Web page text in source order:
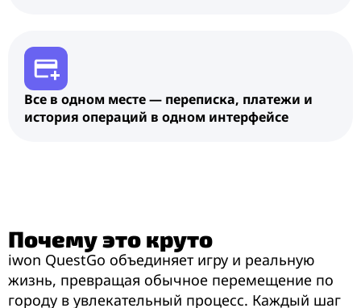
Все в одном месте — переписка, платежи и
история операций в одном интерфейсе
Почему это круто
iwon QuestGo объединяет игру и реальную
жизнь, превращая обычное перемещение по
городу в увлекательный процесс. Каждый шаг